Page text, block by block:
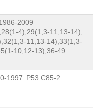
1986-2009
28(1-4), 29(1, 3-11, 13-14),
32(1, 3-11, 13-14), 33(1, 3-
10, 12-13), 36-49
1997 P53:C85-2